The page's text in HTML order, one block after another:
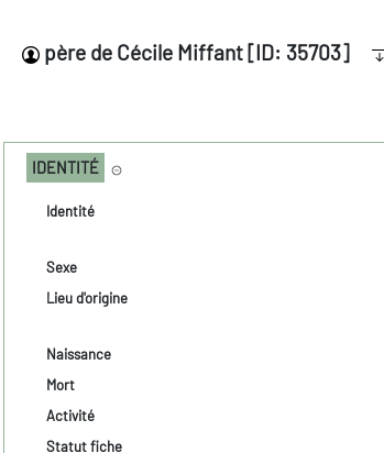
père de Cécile Miffant [ID: 35703]
IDENTITÉ
Identité
Sexe
Lieu d'origine
Naissance
Mort
Activité
Statut fiche